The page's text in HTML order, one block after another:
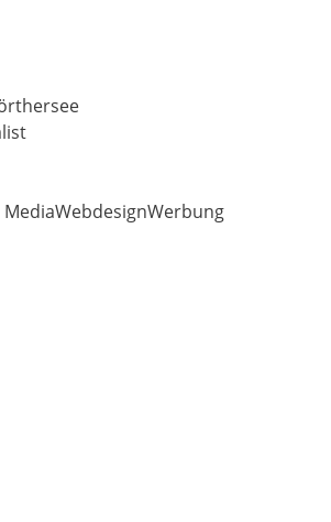
MediaWebdesignWerbung